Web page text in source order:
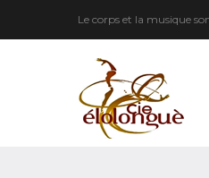
Le corps et la musique